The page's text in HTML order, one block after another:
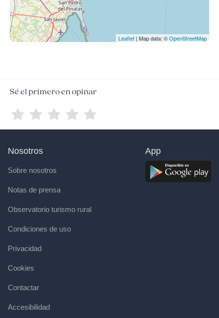
Leaflet | Map data: ©OpenStreetMap
Sé el primero en opinar
Nosotros
Sobre nosotros
Notas de prensa
Observatorio turismo rural
Condiciones de uso
Privacidad
Cookies
Contactar
Accesibilidad
App